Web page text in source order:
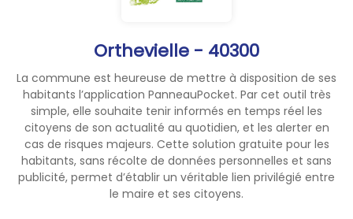
Orthevielle - 40300
La commune est heureuse de mettre à disposition de ses
habitants l’application PanneauPocket. Par cet outil très
simple, elle souhaite tenir informés en temps réel les
citoyens de son actualité au quotidien, et les alerter en
cas de risques majeurs. Cette solution gratuite pour les
habitants, sans récolte de données personnelles et sans
publicité, permet d’établir un véritable lien privilégié entre
le maire et ses citoyens.